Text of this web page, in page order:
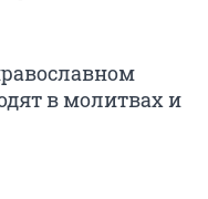
в молитвах и